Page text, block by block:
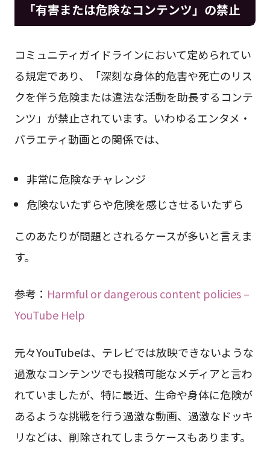
「有害または危険なコンテンツ」の禁止
コミュニティガイドラインにおいて定められてい
る規定であり、「深刻な身体的危害や死亡のリス
クを伴う危険または違法な活動を助長するコンテ
ンツ」が禁止されています。いわゆるエンタメ・
バラエティ動画との関係では、
非常に危険なチャレンジ
危険ないたずらや危険を感じさせるいたずら
このあたりが問題とされるケースが多いと言えま
す。
参考： Harmful or dangerous content policies –
YouTube Help
元々YouTubeは、テレビでは放映できないような
過激なコンテンツでも投稿可能なメディアと言わ
れていましたが、特に最近、生命や身体に危険が
あるような挑戦を行う過激な動画、過激なドッキ
リなどは、削除されてしまうケースもあります。